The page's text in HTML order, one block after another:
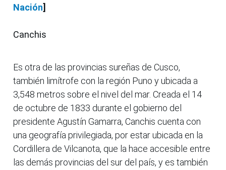
Nación]
Canchis
Es otra de las provincias sureñas de Cusco,
también limítrofe con la región Puno y ubicada a
3,548 metros sobre el nivel del mar. Creada el 14
de octubre de 1833 durante el gobierno del
presidente Agustín Gamarra, Canchis cuenta con
una geografía privilegiada, por estar ubicada en la
Cordillera de Vilcanota, que la hace accesible entre
las demás provincias del sur del país, y es también